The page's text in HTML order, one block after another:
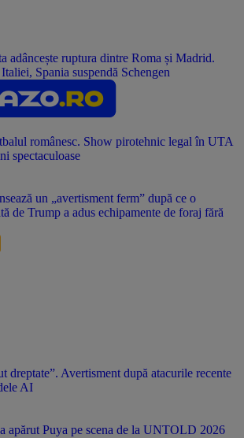
adâncește ruptura dintre Roma și Madrid.
Spania suspendă Schengen
românesc. Show pirotehnic legal în UTA
spectaculoase
un „avertisment ferm” după ce o
de Trump a adus echipamente de foraj fără
dreptate”. Avertisment după atacurile recente
AI
apărut Puya pe scena de la UNTOLD 2026